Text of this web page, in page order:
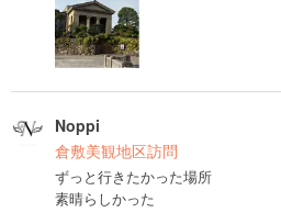
Noppi
倉敷美観地区訪問
ずっと行きたかった場所
素晴らしかった